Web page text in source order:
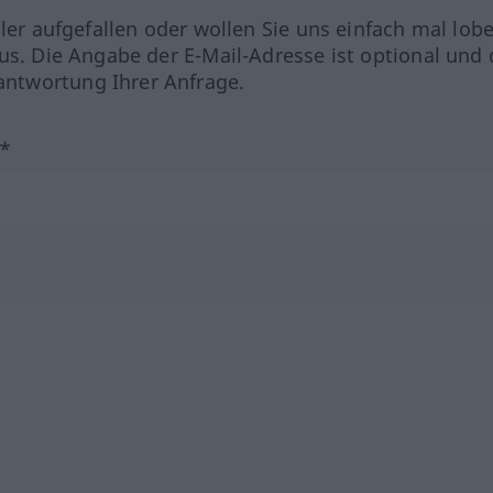
aufgefallen oder wollen Sie uns einfach mal
Die Angabe der E-Mail-Adresse ist optional und
Ihrer Anfrage.